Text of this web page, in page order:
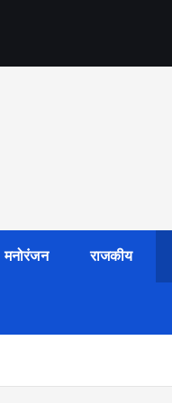
मनोरंजन राजकीय